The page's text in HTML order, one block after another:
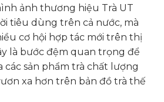
ảnh thương hiệu Trà UT
tiêu dùng trên cả nước, mà
cơ hội hợp tác mới trên thị
là bước đệm quan trọng để
các sản phẩm trà chất lượng
xa hơn trên bản đồ trà thế